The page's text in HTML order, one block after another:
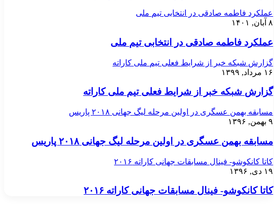
عملکرد فاطمه صادقی در انتخابی تیم ملی
۸ آبان, ۱۴۰۱
عملکرد فاطمه صادقی در انتخابی تیم ملی
گزارش شبکه خبر از شرایط فعلی تیم ملی کاراته
۱۶ مرداد, ۱۳۹۹
گزارش شبکه خبر از شرایط فعلی تیم ملی کاراته
مسابقه بهمن عسگری در اولین مرحله لیگ جهانی ۲۰۱۸ پاریس
۹ بهمن, ۱۳۹۶
مسابقه بهمن عسگری در اولین مرحله لیگ جهانی ۲۰۱۸ پاریس
کاتا کانکوشو- فینال مسابقات جهانی کاراته ۲۰۱۶
۱۹ دی, ۱۳۹۶
کاتا کانکوشو- فینال مسابقات جهانی کاراته ۲۰۱۶